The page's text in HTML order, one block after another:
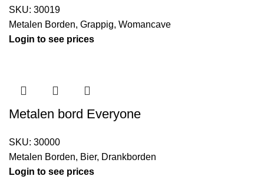
SKU: 30019
Metalen Borden, Grappig, Womancave
Login to see prices
Metalen bord Everyone
SKU: 30000
Metalen Borden, Bier, Drankborden
Login to see prices